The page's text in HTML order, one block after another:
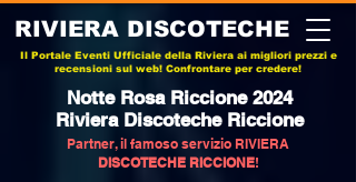
RIVIERA DISCOTECHE
Il Portale Eventi Ufficiale della Riviera ai migliori prezzi e
recensioni sul web! Confrontare per credere!
Notte Rosa Riccione 2024
Riviera Discoteche Riccione
Partner, il famoso servizio RIVIERA
DISCOTECHE RICCIONE!